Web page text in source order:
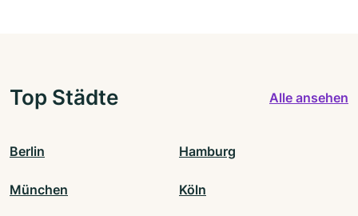
Top Städte Alle ansehen
Berlin Hamburg
München Köln